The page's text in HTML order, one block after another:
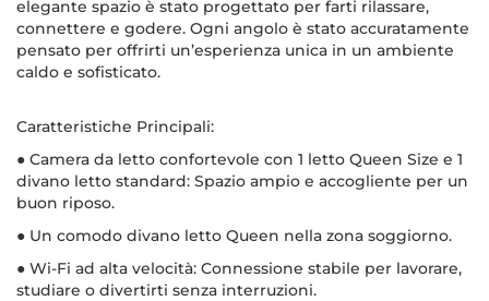
elegante spazio è stato progettato per farti rilassare,
connettere e godere. Ogni angolo è stato accuratamente
pensato per offrirti un’esperienza unica in un ambiente
caldo e sofisticato.
Caratteristiche Principali:
● Camera da letto confortevole con 1 letto Queen Size e 1
divano letto standard: Spazio ampio e accogliente per un
buon riposo.
● Un comodo divano letto Queen nella zona soggiorno.
● Wi-Fi ad alta velocità: Connessione stabile per lavorare,
studiare o divertirti senza interruzioni.